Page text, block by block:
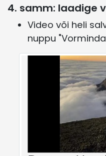
4. samm: laadige
Video või heli
nuppu